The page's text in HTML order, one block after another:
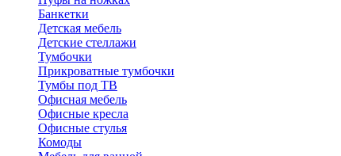
Банкетки
Детская мебель
Детские стеллажи
Тумбочки
Прикроватные тумбочки
Тумбы под ТВ
Офисная мебель
Офисные кресла
Офисные стулья
Комоды